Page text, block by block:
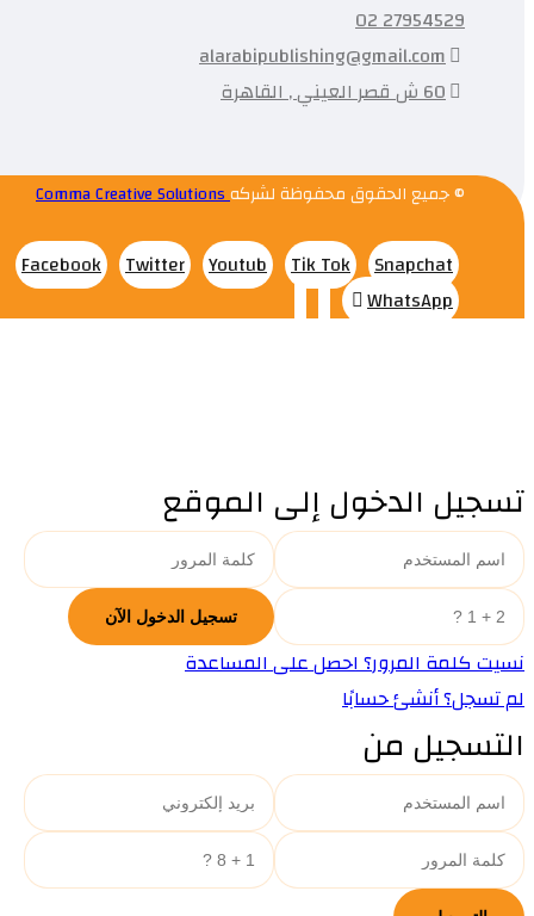
27954529 02
alarabipublishing@gmail.com
60 ش قصر العيني , القاهرة
© جميع الحقوق محفوظة لشركهComma Creative Solutions
Facebook Twitter Youtub Tik Tok
Snapchat
WhatsApp
تسجيل الدخول إلى الموقع
نسيت كلمة المرور؟ احصل على المساعدة
لم تسجل؟ أنشئ حسابًا
التسجيل من